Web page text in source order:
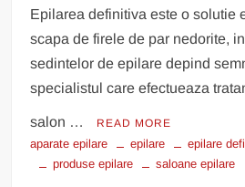
Epilarea definitiva este o solutie
scapa de firele de par nedorite,
sedintelor de epilare depind
specialistul care efectueaza
salon … READ MORE
aparate epilare epilare epilare
produse epilare
saloane epilare